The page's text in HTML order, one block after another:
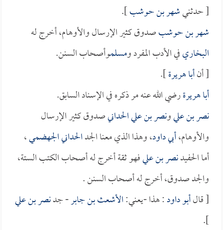
[ حدثنيشهر بن حوشب].
شهر بن حوشبصدوق كثير الإرسال والأوهام، أخرج له
البخاريفي الأدب المفرد ومسلموأصحاب السنن.
[ أنأبا هريرة].
أبا هريرةرضي الله عنه مر ذكره في الإسناد السابق.
نصر بن عليونصر بن علي الحدانيصدوق كثير الإرسال
والأوهام،أبي داود، وهذا الذي معنا الجدالحداني الجهضمي،
أما الحفيدنصر بن عليفهو ثقة أخرج له أصحاب الكتب الستة،
والجد صدوق، أخرج له أصحاب السنن .
[ قالأبو داود: هذا -يعني:الأشعث بن جابر- جدنصر بن علي
].